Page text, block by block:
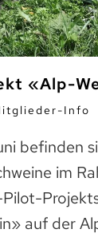
«Alp-
Info
befinden
im
auf der